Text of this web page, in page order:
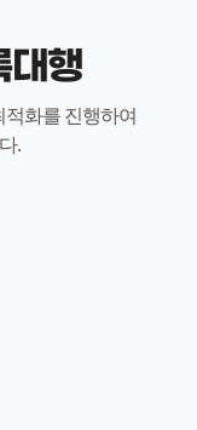
대행
화를 진행하여
.